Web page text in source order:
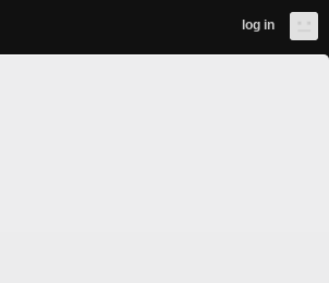
log in